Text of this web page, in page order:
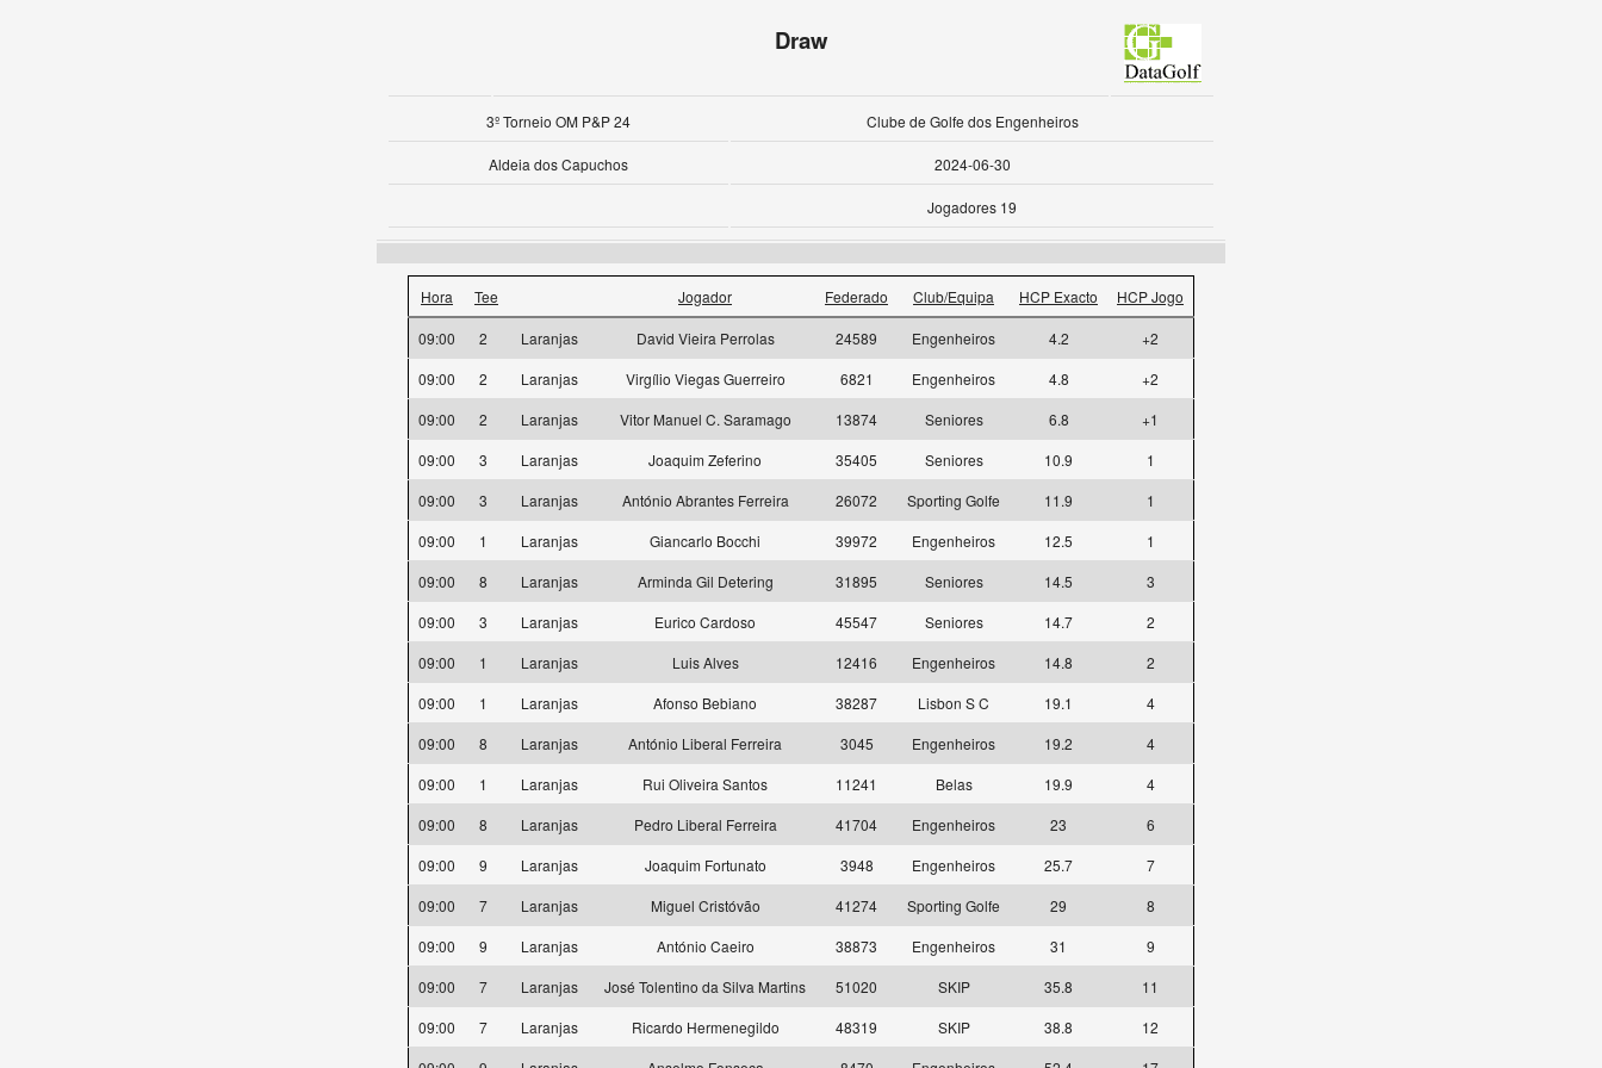
Draw
3º Torneio OM P&P 24 Clube de Golfe dos Engenheiros
Aldeia dos Capuchos 2024-06-30
Jogadores 19
Hora Tee Jogador Federado Club/Equipa HCP Exacto HCP Jogo
09:00 2 Laranjas David Vieira Perrolas 24589 Engenheiros 4.2
+2
09:00
2 Laranjas Virgílio Viegas Guerreiro 6821 Engenheiros 4.8
+2
09:00
2 Laranjas Vitor Manuel C. Saramago 13874 Seniores 6.8
+1
09:00
3 Laranjas Joaquim Zeferino 35405 Seniores 10.9
1
09:00
3 Laranjas António Abrantes Ferreira 26072 Sporting Golfe 11.9
1
09:00
1 Laranjas Giancarlo Bocchi 39972 Engenheiros 12.5
1
09:00
8 Laranjas Arminda Gil Detering 31895 Seniores 14.5
3
09:00
3 Laranjas Eurico Cardoso 45547 Seniores 14.7
2
09:00
1 Laranjas Luis Alves 12416 Engenheiros 14.8
2
09:00
1 Laranjas Afonso Bebiano 38287 Lisbon S C 19.1
4
09:00
8 Laranjas António Liberal Ferreira 3045 Engenheiros 19.2
4
09:00
1 Laranjas Rui Oliveira Santos 11241 Belas 19.9
4
09:00
8 Laranjas Pedro Liberal Ferreira 41704 Engenheiros 23
6
09:00
9 Laranjas Joaquim Fortunato 3948 Engenheiros 25.7
7
09:00
7 Laranjas Miguel Cristóvão 41274 Sporting Golfe 29
8
09:00
9 Laranjas António Caeiro 38873 Engenheiros 31
9
09:00
7 Laranjas José Tolentino da Silva Martins 51020 SKIP 35.8
11
09:00
7 Laranjas Ricardo Hermenegildo 48319 SKIP 38.8
12